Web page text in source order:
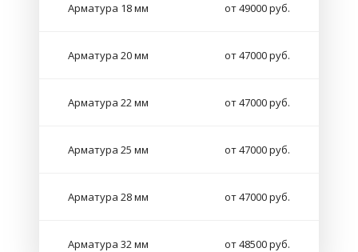
Арматура 18 мм от 49000 руб.
Арматура 20 мм от 47000 руб.
Арматура 22 мм от 47000 руб.
Арматура 25 мм от 47000 руб.
Арматура 28 мм от 47000 руб.
Арматура 32 мм от 48500 руб.